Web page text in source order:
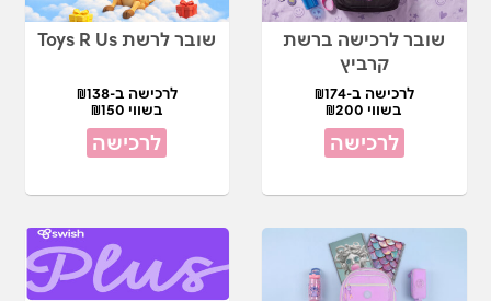
שובר לרכישה ברשת
קרביץ
לרכישה ב-₪174
בשווי ₪200
לרכישה
שובר לרשת Toys R Us
לרכישה ב-₪138
בשווי ₪150
לרכישה